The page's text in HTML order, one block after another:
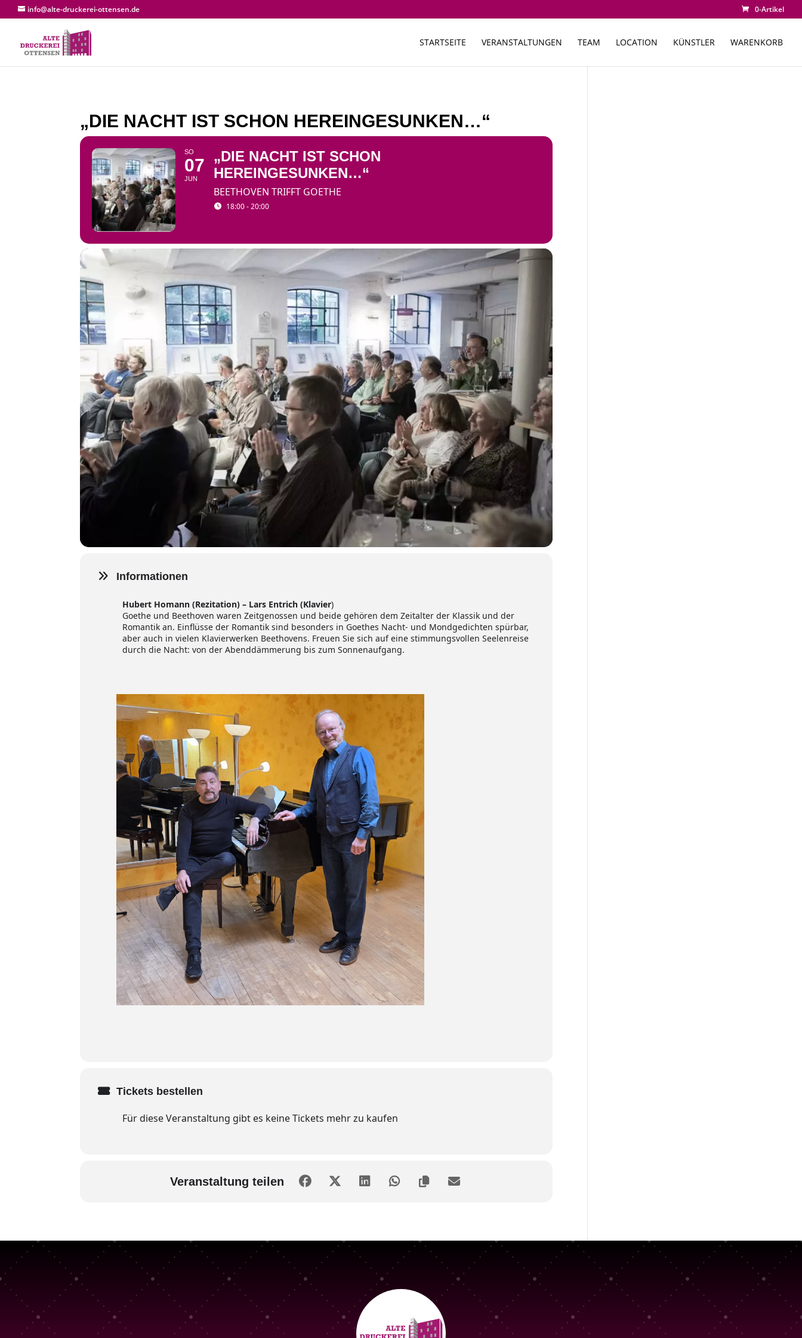
info@alte-druckerei-ottensen.de 0-Artikel
STARTSEITE VERANSTALTUNGEN TEAM LOCATION KÜNSTLER WARENKORB
„DIE NACHT IST SCHON HEREINGESUNKEN…“
SO
07
JUN
„DIE NACHT IST SCHON
HEREINGESUNKEN…“
BEETHOVEN TRIFFT GOETHE
18:00 - 20:00
Informationen
Hubert Homann (Rezitation) – Lars Entrich (Klavier)
Goethe und Beethoven waren Zeitgenossen und beide gehören dem Zeitalter der Klassik und der
Romantik an. Einflüsse der Romantik sind besonders in Goethes Nacht- und Mondgedichten spürbar,
aber auch in vielen Klavierwerken Beethovens. Freuen Sie sich auf eine stimmungsvollen Seelenreise
durch die Nacht: von der Abenddämmerung bis zum Sonnenaufgang.
Tickets bestellen
Für diese Veranstaltung gibt es keine Tickets mehr zu kaufen
Veranstaltung teilen